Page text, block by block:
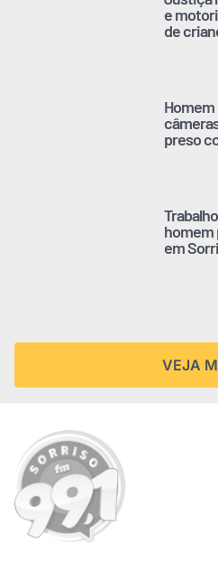
e
de
preso
homem
em
VEJA